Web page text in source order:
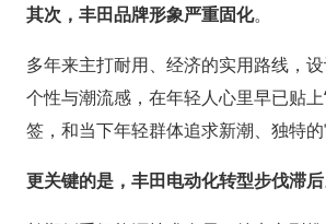
其次，丰田品牌形象严重固化。
多年来主打耐用、经济的实用路线，
个性与潮流感，在年轻人心里早已贴
签，和当下年轻群体追求新潮、独特的
更关键的是，丰田电动化转型步伐滞后